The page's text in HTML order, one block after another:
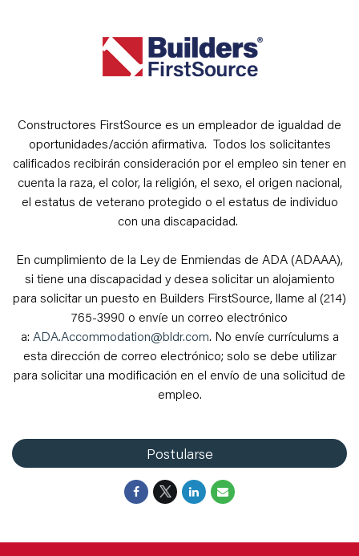
Constructores FirstSource es un empleador de igualdad de
oportunidades/acción afirmativa. Todos los solicitantes
calificados recibirán consideración por el empleo sin tener en
cuenta la raza, el color, la religión, el sexo, el origen nacional,
el estatus de veterano protegido o el estatus de individuo
con una discapacidad.
En cumplimiento de la Ley de Enmiendas de ADA (ADAAA),
si tiene una discapacidad y desea solicitar un alojamiento
para solicitar un puesto en Builders FirstSource, llame al (214)
765-3990 o envíe un correo electrónico
a: ADA.Accommodation@bldr.com. No envíe currículums a
esta dirección de correo electrónico; solo se debe utilizar
para solicitar una modificación en el envío de una solicitud de
empleo.
Postularse